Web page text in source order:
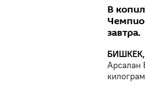
В
завтра.
БИШКЕК,
Арсалан